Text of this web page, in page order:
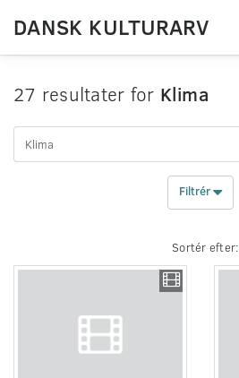
DANSK KULTURARV
27 resultater for Klima
Filtrér
Sortér efter: